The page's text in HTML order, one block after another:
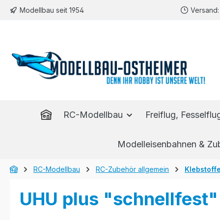
Hauptinhalt springen
Zur Suche springen
Zur Hauptnavigation springen
Modellbau seit 1954
RC-Modellbau Freiflug,
Modelleisenbahnen &
RC-Modellbau RC-Zubehör allgemein
UHU plus